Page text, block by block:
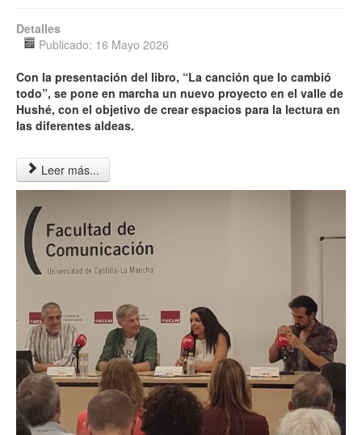
Detalles
Publicado: 16 Mayo 2026
Con la presentación del libro, “La canción que lo cambió
todo”, se pone en marcha un nuevo proyecto en el valle de
Hushé, con el objetivo de crear espacios para la lectura en
las diferentes aldeas.
Leer más...